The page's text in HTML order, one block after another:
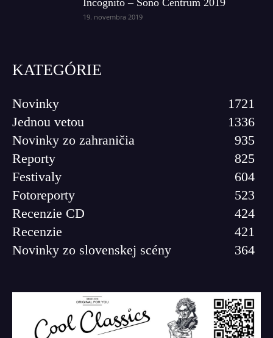
19. novembra 2019
KATEGÓRIE
Novinky
1721
Jednou vetou
1336
Novinky zo zahraničia
935
Reporty
825
Festivaly
604
Fotoreporty
523
Recenzie CD
424
Recenzie
421
Novinky zo slovenskej scény
364